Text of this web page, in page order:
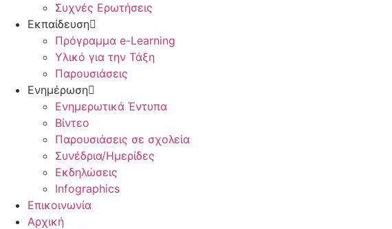
Συχνές Ερωτήσεις
Εκπαίδευση
Πρόγραμμα e-Learning
Υλικό για την Τάξη
Παρουσιάσεις
Ενημέρωση
Ενημερωτικά Έντυπα
Βίντεο
Παρουσιάσεις σε σχολεία
Συνέδρια/Ημερίδες
Εκδηλώσεις
Infographics
Επικοινωνία
Αρχική